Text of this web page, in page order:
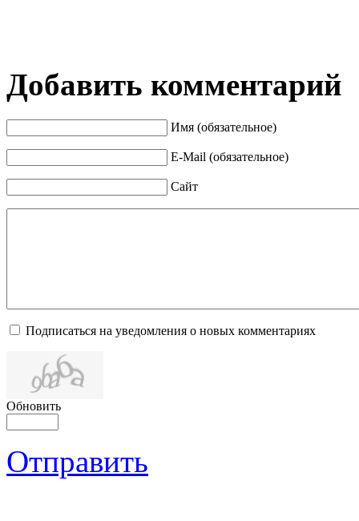
Добавить комментарий
Имя (обязательное)
E-Mail (обязательное)
Сайт
Подписаться на уведомления о новых комментариях
Обновить
Отправить